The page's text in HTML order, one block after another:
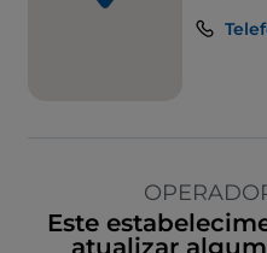
Este
atualizar